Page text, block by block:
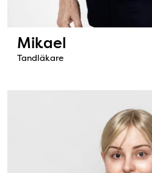
Mikael
Tandläkare